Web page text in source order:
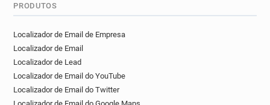
PRODUTOS
Localizador de Email de Empresa
Localizador de Email
Localizador de Lead
Localizador de Email do YouTube
Localizador de Email do Twitter